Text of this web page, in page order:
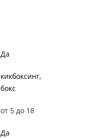
Да
кикбоксинг
бокс
от 5 до 18
Да